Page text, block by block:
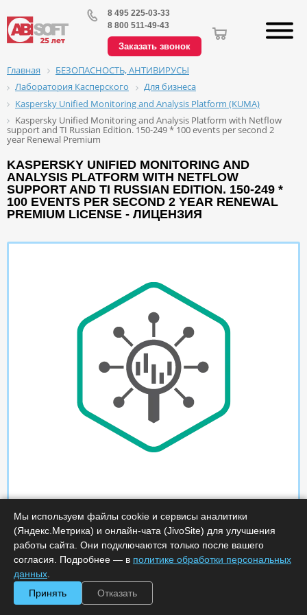
8 495 225-03-33
8 800 511-49-43
Заказать звонок
Главная
БЕЗОПАСНОСТЬ, АНТИВИРУСЫ
Лаборатория Касперского
Для бизнеса
Kaspersky Unified Monitoring and Analysis Platform (KUMA)
Kaspersky Unified Monitoring and Analysis Platform with Netflow
support and TI Russian Edition. 150-249 * 100 events per second 2
year Renewal Premium
KASPERSKY UNIFIED MONITORING AND
ANALYSIS PLATFORM WITH NETFLOW
SUPPORT AND TI RUSSIAN EDITION. 150-249 *
100 EVENTS PER SECOND 2 YEAR RENEWAL
PREMIUM LICENSE - ЛИЦЕНЗИЯ
Мы используем файлы cookie и сервисы аналитики
(Яндекс.Метрика) и онлайн-чата (JivoSite) для улучшения
работы сайта. Они подключаются только после вашего
согласия. Подробнее — в политике обработки персональных
данных
Принять
Отказать